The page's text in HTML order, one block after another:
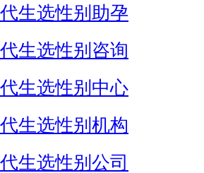
生选性别助孕
生选性别咨询
生选性别中心
生选性别机构
生选性别公司